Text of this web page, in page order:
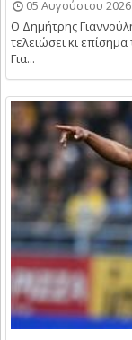
05 Αυγούστου
Ο Δημήτρης
τελειώσει κι
Για...